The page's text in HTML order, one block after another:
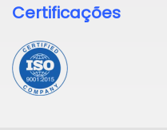
Certificações